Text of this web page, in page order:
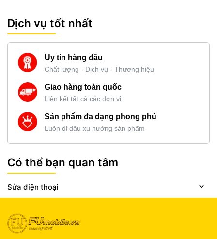
Dịch vụ tốt nhất
Uy tín hàng đầu
Chất lượng - Dịch vụ - Thương hiệu
Giao hàng toàn quốc
Liên kết tất cả các đơn vị
Sản phẩm đa dạng phong phú
Luôn đi đầu xu hướng sản phẩm
Có thể bạn quan tâm
Sửa điện thoại